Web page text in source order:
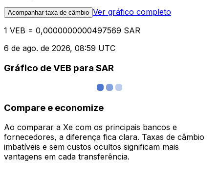
Acompanhar taxa de câmbio Ver gráfico completo
1 VEB = 0,0000000000497569 SAR
6 de ago. de 2026, 08:59 UTC
Gráfico de VEB para SAR
Compare e economize
Ao comparar a Xe com os principais bancos e
fornecedores, a diferença fica clara. Taxas de câmbio
imbatíveis e sem custos ocultos significam mais
vantagens em cada transferência.